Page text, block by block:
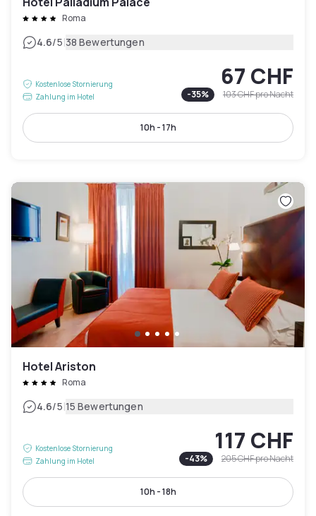
Roma
4.6/5|38 Bewertungen
Kostenlose Stornierung
Zahlung im Hotel
67 CHF
-35% 103 CHFpro Nacht
10h - 17h
Hotel Ariston
Roma
4.6/5|15 Bewertungen
Kostenlose Stornierung
Zahlung im Hotel
117 CHF
-43% 205 CHFpro Nacht
10h - 18h